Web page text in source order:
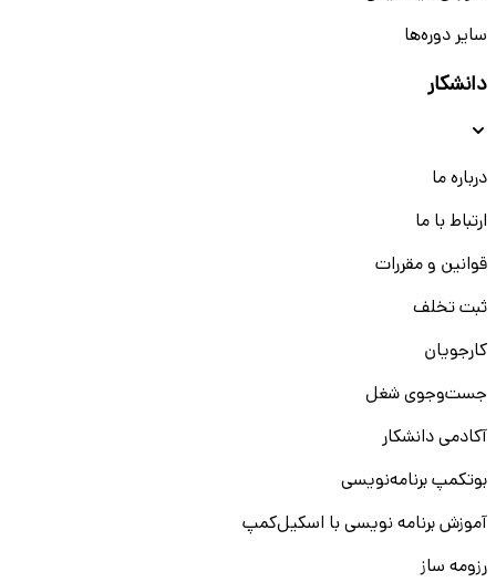
سایر دوره‌ها
دانشکار
درباره ما
ارتباط با ما
قوانین و مقررات
ثبت تخلف
کارجویان
جست‌و‌جوی شغل
آکادمی دانشکار
بوتکمپ برنامه‌نویسی
آموزش برنامه نویسی با اسکیل‌کمپ
رزومه ساز